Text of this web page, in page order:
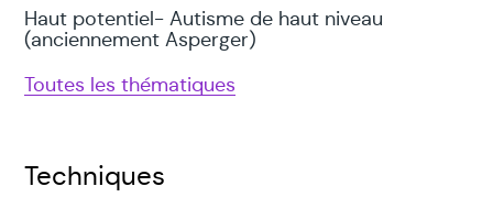
Haut potentiel- Autisme de haut niveau
(anciennement Asperger)
Toutes les thématiques
Techniques